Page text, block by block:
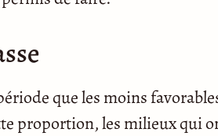
que les moins
proportion, les milieux qui